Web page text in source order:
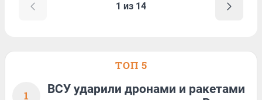
1 из 14
ТОП 5
1
ВСУ ударили дронами и ракетами